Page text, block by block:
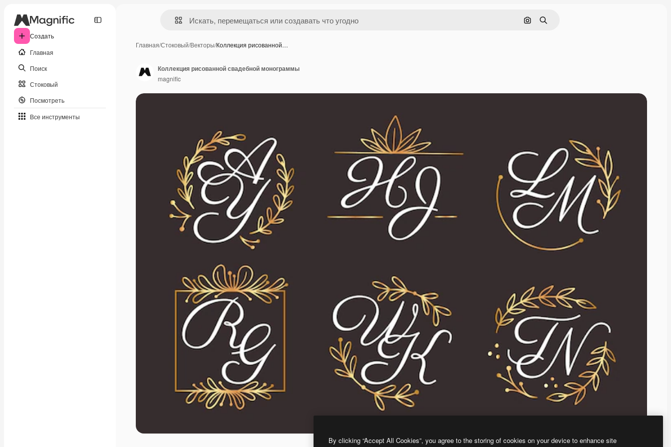
Создать
Главная
Поиск
Стоковый
Посмотреть
Все инструменты
Поиск по изображению
Поиск
Главная/Стоковый/Векторы/Коллекция рисованной…
Коллекция рисованной свадебной монограммы
magnific
By clicking “Accept All Cookies”, you agree to the storing of cookies on your device to enhance site